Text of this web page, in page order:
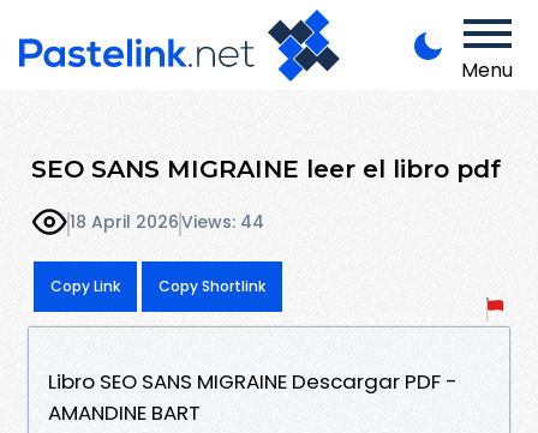
Menu
SEO SANS MIGRAINE leer el libro pdf
18 April 2026Views: 44
Copy Link Copy Shortlink
Libro SEO SANS MIGRAINE Descargar PDF -
AMANDINE BART